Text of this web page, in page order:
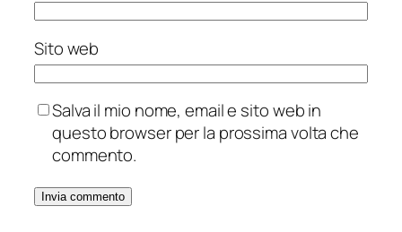
Sito web
Salva il mio nome, email e sito web in
questo browser per la prossima volta che
commento.